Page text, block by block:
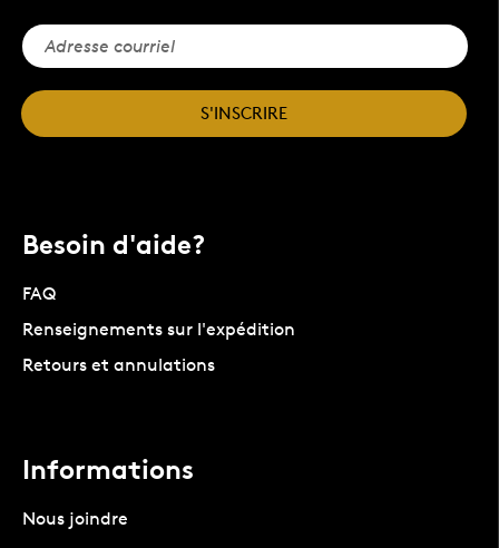
S'INSCRIRE
Besoin d'aide?
FAQ
Renseignements sur l'expédition
Retours et annulations
Informations
Nous joindre